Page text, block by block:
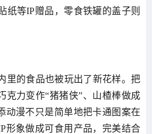
纸等IP赠品，零食铁罐的盖子则
里的食品也被玩出了新花样。把
克力变作“猪猪侠”、山楂棒做成
漫不只是简单地把卡通图案在
形象做成可食用产品，完美结合